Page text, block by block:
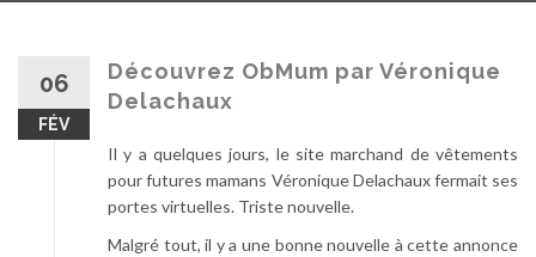
06
FÉV
Découvrez ObMum par Véronique
Delachaux
Il y a quelques jours, le site marchand de vêtements
pour futures mamans Véronique Delachaux fermait ses
portes virtuelles. Triste nouvelle.
Malgré tout, il y a une bonne nouvelle à cette annonce